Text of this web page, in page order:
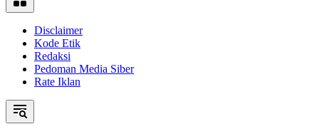
Disclaimer
Kode Etik
Redaksi
Pedoman Media Siber
Rate Iklan